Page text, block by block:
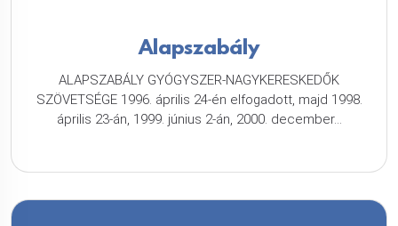
Alapszabály
ALAPSZABÁLY GYÓGYSZER-NAGYKERESKEDŐK
SZÖVETSÉGE 1996. április 24-én elfogadott, majd 1998.
április 23-án, 1999. június 2-án, 2000. december...